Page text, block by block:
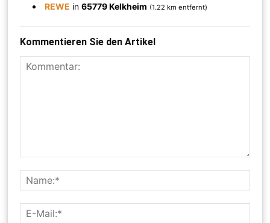
REWE in65779 Kelkheim (1.22 km entfernt)
Kommentieren Sie den Artikel